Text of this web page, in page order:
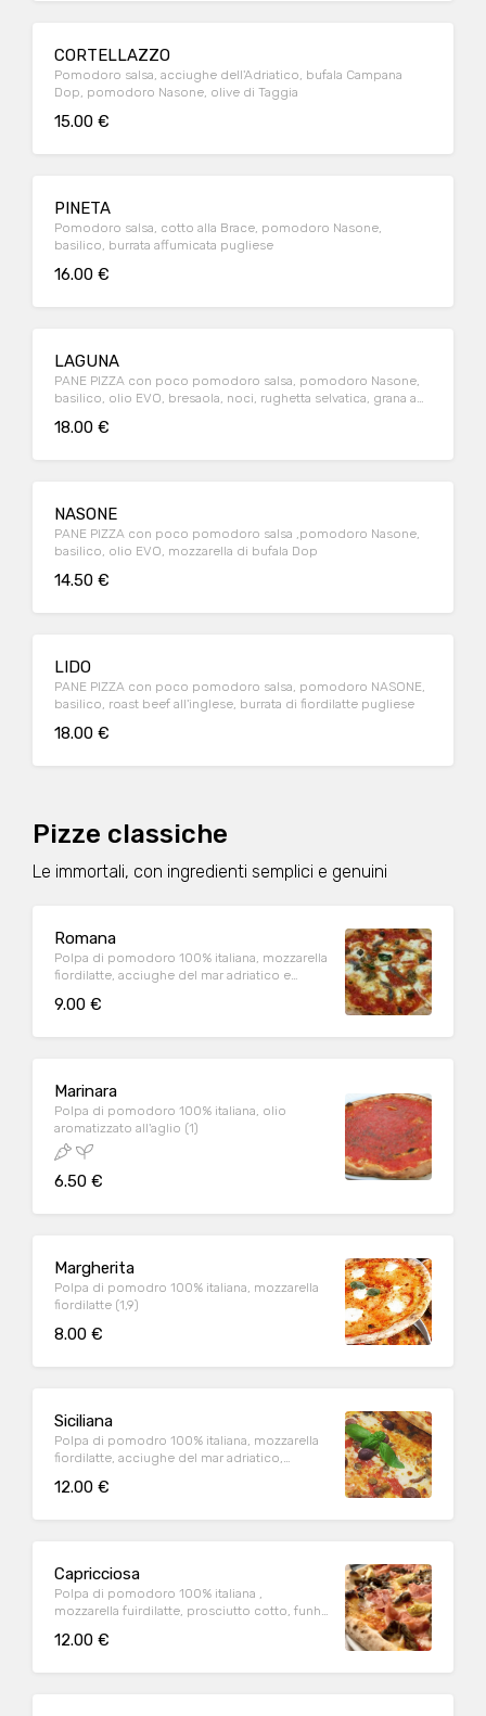
CORTELLAZZO
Pomodoro salsa, acciughe dell'Adriatico, bufala Campana
Dop, pomodoro Nasone, olive di Taggia
15.00 €
PINETA
Pomodoro salsa, cotto alla Brace, pomodoro Nasone,
basilico, burrata affumicata pugliese
16.00 €
LAGUNA
PANE PIZZA con poco pomodoro salsa, pomodoro Nasone,
basilico, olio EVO, bresaola, noci, rughetta selvatica, grana a
18.00 €
NASONE
PANE PIZZA con poco pomodoro salsa ,pomodoro Nasone,
basilico, olio EVO, mozzarella di bufala Dop
14.50 €
LIDO
PANE PIZZA con poco pomodoro salsa, pomodoro NASONE,
basilico, roast beef all'inglese, burrata di fiordilatte pugliese
18.00 €
Pizze classiche
Le immortali, con ingredienti semplici e genuini
Romana
Polpa di pomodoro 100% italiana, mozzarella
fiordilatte, acciughe del mar adriatico e
9.00 €
Marinara
Polpa di pomodoro 100% italiana, olio
aromatizzato all'aglio (1)
6.50 €
Margherita
Polpa di pomodro 100% italiana, mozzarella
fiordilatte (1,9)
8.00 €
Siciliana
Polpa di pomodro 100% italiana, mozzarella
fiordilatte, acciughe del mar adriatico,
12.00 €
Capricciosa
Polpa di pomodoro 100% italiana ,
mozzarella fuirdilatte, prosciutto cotto, funhi,
12.00 €